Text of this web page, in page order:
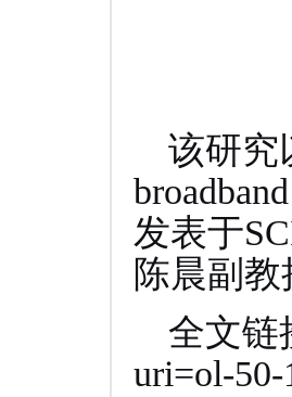
该研究
发表于
陈晨副教
全文链
uri=ol-50-